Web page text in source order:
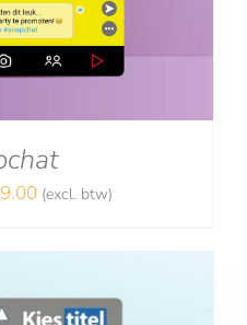
Prijsklasse:
tot
(excl. btw)